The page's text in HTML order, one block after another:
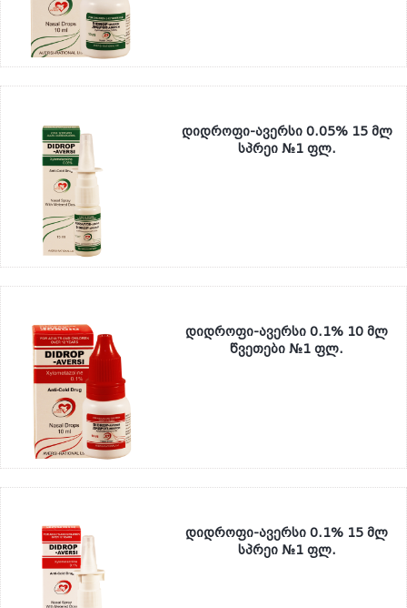
დიდროფი-ავერსი 0.05% 15 მლ
სპრეი №1 ფლ.
დიდროფი-ავერსი 0.1% 10 მლ
წვეთები №1 ფლ.
დიდროფი-ავერსი 0.1% 15 მლ
სპრეი №1 ფლ.